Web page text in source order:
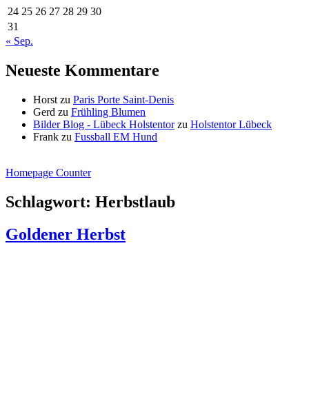
24 25 26 27 28 29 30
31
« Sep.
Neueste Kommentare
Horst zu Paris Porte Saint-Denis
Gerd zu Frühling Blumen
Bilder Blog - Lübeck Holstentorzu Holstentor Lübeck
Frank zu Fussball EM Hund
Homepage Counter
Schlagwort: Herbstlaub
Goldener Herbst